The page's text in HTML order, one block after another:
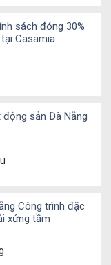
sách đóng 30%
Casamia
sản Đà Nẵng
Công trình đặc
xứng tầm